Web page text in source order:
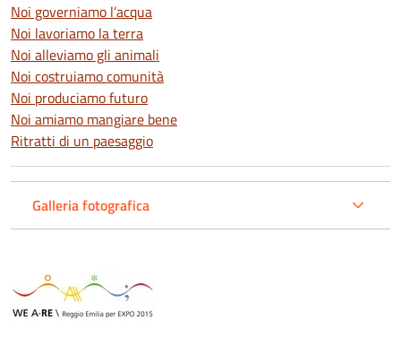
Noi governiamo l’acqua
Noi lavoriamo la terra
Noi alleviamo gli animali
Noi costruiamo comunità
Noi produciamo futuro
Noi amiamo mangiare bene
Ritratti di un paesaggio
Galleria fotografica